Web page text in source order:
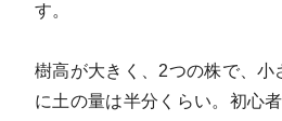
す。
樹高が大きく、2つの株で、小
に土の量は半分くらい。初心